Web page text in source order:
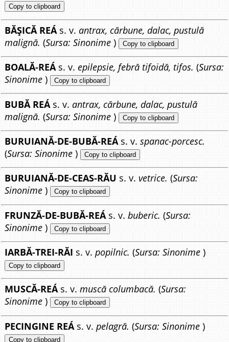
Copy to clipboard
BĂȘICĂ REÁs. v.antrax, cărbune, dalac, pustulă
malignă. (Sursa: Sinonime ) Copy to clipboard
BOALĂ-REÁs. v.epilepsie, febră tifoidă, tifos. (Sursa:
Sinonime ) Copy to clipboard
BUBĂ REÁ s. v.antrax, cărbune, dalac, pustulă
malignă. (Sursa: Sinonime ) Copy to clipboard
BURUIANĂ-DE-BUBĂ-REÁs. v.spanac-porcesc.
(Sursa: Sinonime ) Copy to clipboard
BURUIANĂ-DE-CEAS-RĂU s. v. vetrice. (Sursa:
Sinonime ) Copy to clipboard
FRUNZĂ-DE-BUBĂ-REÁ s. v.buberic. (Sursa:
Sinonime ) Copy to clipboard
IARBĂ-TREI-RĂI s. v.popilnic. (Sursa: Sinonime )
Copy to clipboard
MUSCĂ-REÁs. v.muscă columbacă. (Sursa:
Sinonime ) Copy to clipboard
PECINGINE REÁs. v.pelagră. (Sursa: Sinonime )
Copy to clipboard